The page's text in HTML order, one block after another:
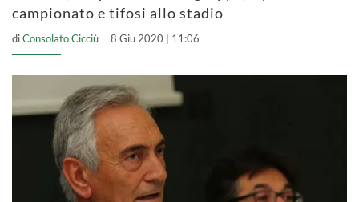
campionato e tifosi allo stadio
diConsolato Cicciù 8 Giu 2020 | 11:06